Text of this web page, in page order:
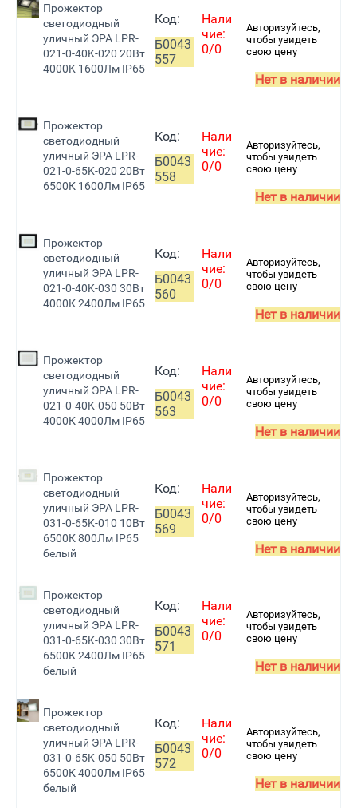
Прожектор
светодиодный
уличный ЭРА LPR-
021-0-40K-020 20Вт
4000K 1600Лм IP65
Код:
Б0043
557
Нали
чие:
0/0
Авторизуйтесь,
чтобы увидеть
свою цену
Нет в наличии
Прожектор
светодиодный
уличный ЭРА LPR-
021-0-65K-020 20Вт
6500К 1600Лм IP65
Код:
Б0043
558
Нали
чие:
0/0
Авторизуйтесь,
чтобы увидеть
свою цену
Нет в наличии
Прожектор
светодиодный
уличный ЭРА LPR-
021-0-40K-030 30Вт
4000К 2400Лм IP65
Код:
Б0043
560
Нали
чие:
0/0
Авторизуйтесь,
чтобы увидеть
свою цену
Нет в наличии
Прожектор
светодиодный
уличный ЭРА LPR-
021-0-40K-050 50Вт
4000К 4000Лм IP65
Код:
Б0043
563
Нали
чие:
0/0
Авторизуйтесь,
чтобы увидеть
свою цену
Нет в наличии
Прожектор
светодиодный
уличный ЭРА LPR-
031-0-65K-010 10Вт
6500К 800Лм IP65
белый
Код:
Б0043
569
Нали
чие:
0/0
Авторизуйтесь,
чтобы увидеть
свою цену
Нет в наличии
Прожектор
светодиодный
уличный ЭРА LPR-
031-0-65K-030 30Вт
6500К 2400Лм IP65
белый
Код:
Б0043
571
Нали
чие:
0/0
Авторизуйтесь,
чтобы увидеть
свою цену
Нет в наличии
Прожектор
светодиодный
уличный ЭРА LPR-
031-0-65K-050 50Вт
6500К 4000Лм IP65
белый
Код:
Б0043
572
Нали
чие:
0/0
Авторизуйтесь,
чтобы увидеть
свою цену
Нет в наличии